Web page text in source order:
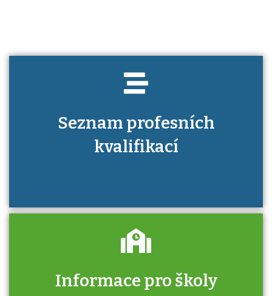
Seznam profesních
kvalifikací
Informace pro školy
Zjistěte, jak se přihlásit ke zkoušce a kde